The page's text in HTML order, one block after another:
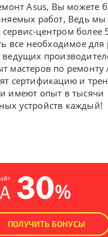
Asus, Вы можете
работ, Ведь мы
центром более
все необходимое для
мастеров по ремонту
сертификацию и
имеют опыт в тысячи
устройств каждый!
ПОЛУЧИТЬ БОНУСЫ